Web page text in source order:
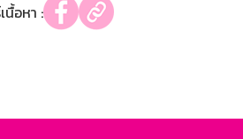
นื้อหา :